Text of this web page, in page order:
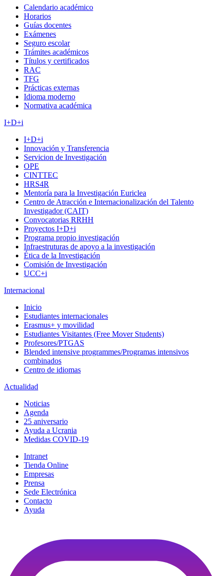
Calendario académico
Horarios
Guías docentes
Exámenes
Seguro escolar
Trámites académicos
Títulos y certificados
RAC
TFG
Prácticas externas
Idioma moderno
Normativa académica
I+D+i
I+D+i
Innovación y Transferencia
Servicion de Investigación
OPE
CINTTEC
HRS4R
Mentoría para la Investigación Euriclea
Centro de Atracción e Internacionalización del Talento
Investigador (CAIT)
Convocatorias RRHH
Proyectos I+D+i
Programa propio investigación
Infraestruturas de apoyo a la investigación
Ética de la Investigación
Comisión de Investigación
UCC+i
Internacional
Inicio
Estudiantes internacionales
Erasmus+ y movilidad
Estudiantes Visitantes (Free Mover Students)
Profesores/PTGAS
Blended intensive programmes/Programas intensivos
combinados
Centro de idiomas
Actualidad
Noticias
Agenda
25 aniversario
Ayuda a Ucrania
Medidas COVID-19
Intranet
Tienda Online
Empresas
Prensa
Sede Electrónica
Contacto
Ayuda